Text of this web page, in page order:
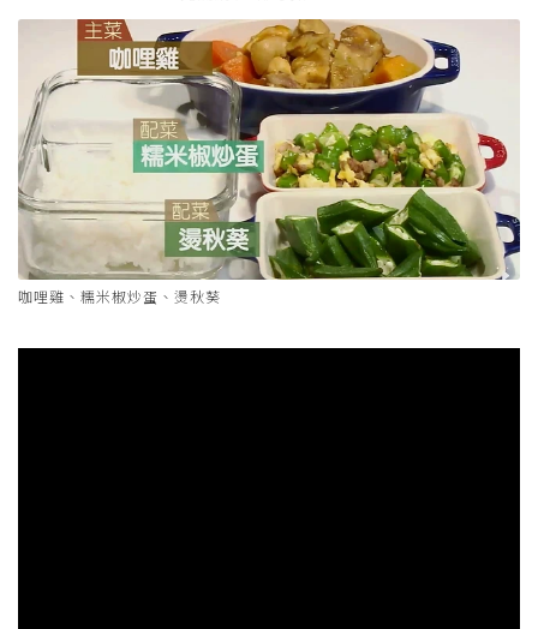
咖哩雞、糯米椒炒蛋、燙秋葵